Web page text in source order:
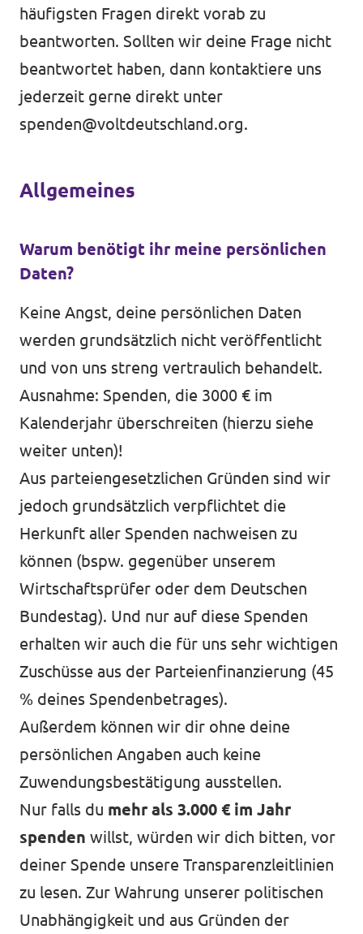
häufigsten Fragen direkt vorab zu
beantworten. Sollten wir deine Frage nicht
beantwortet haben, dann kontaktiere uns
jederzeit gerne direkt unter
spenden@voltdeutschland.org.
Allgemeines
Warum benötigt ihr meine persönlichen
Daten?
Keine Angst, deine persönlichen Daten
werden grundsätzlich nicht veröffentlicht
und von uns streng vertraulich behandelt.
Ausnahme: Spenden, die 3000 € im
Kalenderjahr überschreiten (hierzu siehe
weiter unten)!
Aus parteiengesetzlichen Gründen sind wir
jedoch grundsätzlich verpflichtet die
Herkunft aller Spenden nachweisen zu
können (bspw. gegenüber unserem
Wirtschaftsprüfer oder dem Deutschen
Bundestag). Und nur auf diese Spenden
erhalten wir auch die für uns sehr wichtigen
Zuschüsse aus der Parteienfinanzierung (45
% deines Spendenbetrages).
Außerdem können wir dir ohne deine
persönlichen Angaben auch keine
Zuwendungsbestätigung ausstellen.
Nur falls du mehr als 3.000 € im Jahr
spenden willst, würden wir dich bitten, vor
deiner Spende unsere Transparenzleitlinien
zu lesen. Zur Wahrung unserer politischen
Unabhängigkeit und aus Gründen der